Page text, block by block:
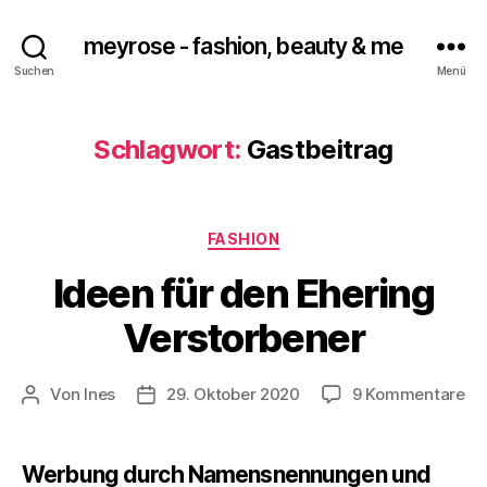
Suchen
meyrose - fashion, beauty & me
Menü
Schlagwort: Gastbeitrag
Kategorien
FASHION
Ideen für den Ehering
Verstorbener
Beitragsautor
Von Ines Veröffentlichungsdatum
29. Oktober 2020 9 Kommentarezu
Werbung durch Namensnennungen und